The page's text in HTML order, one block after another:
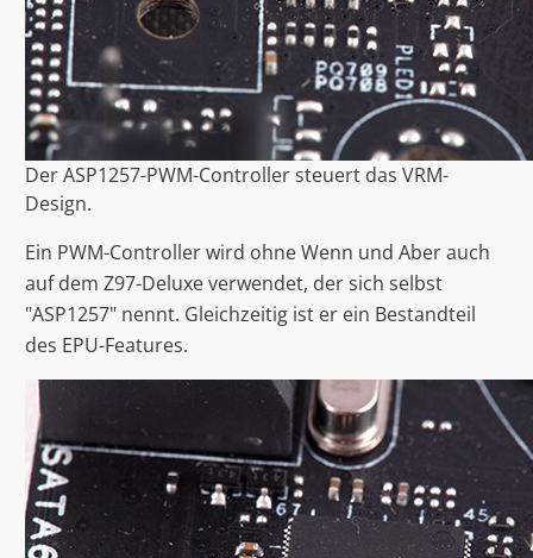
Der ASP1257-PWM-Controller steuert das VRM-
Design.
Ein PWM-Controller wird ohne Wenn und Aber auch
auf dem Z97-Deluxe verwendet, der sich selbst
"ASP1257" nennt. Gleichzeitig ist er ein Bestandteil
des EPU-Features.